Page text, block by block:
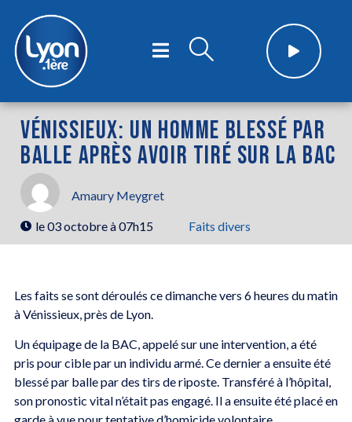
VÉNISSIEUX: UN HOMME BLESSÉ PAR
BALLE APRÈS AVOIR TIRÉ SUR LA BAC
Amaury Meygret
le03 octobre à 07h15 Faits divers
Les faits se sont déroulés ce dimanche vers 6 heures du matin
à Vénissieux, près de Lyon.
Un équipage de la BAC, appelé sur une intervention, a été
pris pour cible par un individu armé. Ce dernier a ensuite été
blessé par balle par des tirs de riposte. Transféré à l’hôpital,
son pronostic vital n’était pas engagé. Il a ensuite été placé en